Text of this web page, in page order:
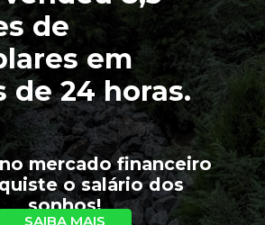
de
em
de 24 horas.
mercado financeiro
o salário dos
sonhos!
SAIBA MAIS